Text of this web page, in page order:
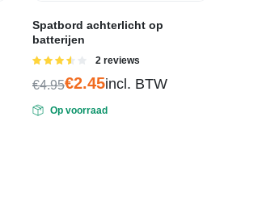
Spatbord achterlicht op
batterijen
Gewaardeerd
5
2 reviews
€4.95
Oorspronkelijke
prijs
€2.45
Huidige
prijs
incl. BTW
Op voorraad